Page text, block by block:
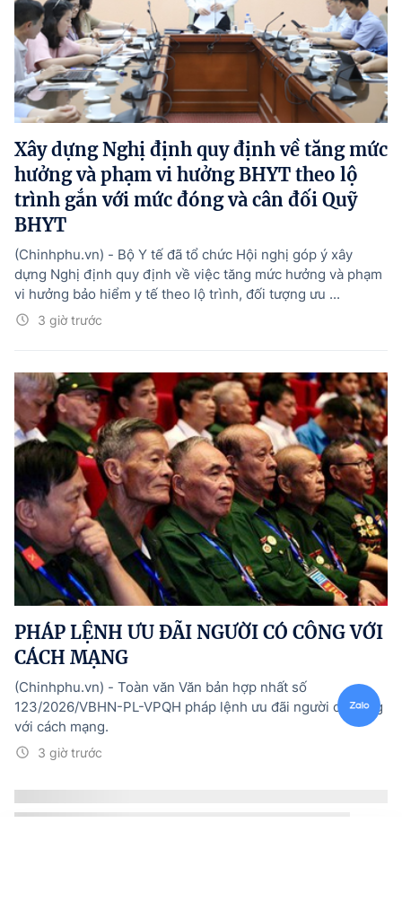
Xây dựng Nghị định quy định về tăng mức
hưởng và phạm vi hưởng BHYT theo lộ
trình gắn với mức đóng và cân đối Quỹ
BHYT
3 giờ trước
(Chinhphu.vn) - Bộ Y tế đã tổ chức Hội nghị góp ý xây
dựng Nghị định quy định về việc tăng mức hưởng và phạm
vi hưởng bảo hiểm y tế theo lộ trình, đối tượng ưu ...
PHÁP LỆNH ƯU ĐÃI NGƯỜI CÓ CÔNG VỚI
CÁCH MẠNG
3 giờ trước
(Chinhphu.vn) - Toàn văn Văn bản hợp nhất số
123/2026/VBHN-PL-VPQH pháp lệnh ưu đãi người có công
với cách mạng.